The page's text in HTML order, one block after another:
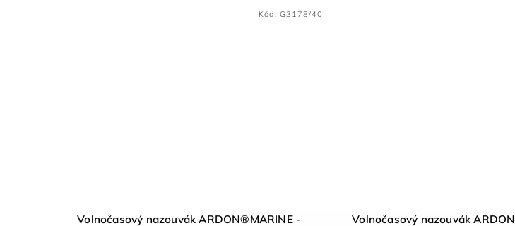
Volnočasový nazouvák ARDON®MARINE -
Kód:G3178/40
Volnočasový nazouvák